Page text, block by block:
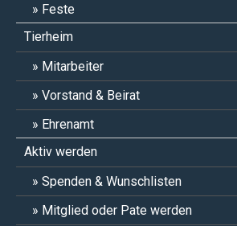
Feste
Tierheim
Mitarbeiter
Vorstand & Beirat
Ehrenamt
Aktiv werden
Spenden & Wunschlisten
Mitglied oder Pate werden